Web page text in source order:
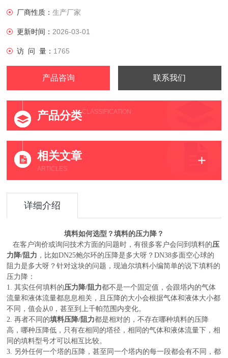
厂商性质：生产厂家
更新时间： 2026-03-01
访 问 量： 1765
产品咨询 联系我们
产品分类CLASSIFICATION
相关文章
ARTICLES
详细介绍
填料如何选型 ？填料的压力降？
在客户询价或询问技术方面的问题时，有很多客户会问到填料的压
力降/阻力 ，比如DN25鲍尔环的压降是多大呀？DN38多面空心球的
阻力是多大呀？针对这块的问题，现迪尔填料小编简单的说下填料的
压力降：
1.其实任何填料的压力降/阻力都不是一个固定值，会跟塔内的气体
流量和液体流量都息息相关，且压降的大小会根据气体和液体大小都
不同，值会从0，甚至到上千帕范围内变化。
2.再者不同的填料压降/阻力都是相对的，不存在哪种填料的压降
高，哪种压降低，只有在相同的塔径，相同的气体和液体流量下，相
同的填料型号才可以相互比较。
3. 另外任何一个塔的压降，甚至同一个塔内的每一段都会有不同，都